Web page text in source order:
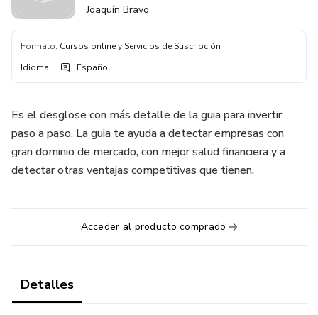
Joaquín Bravo
Formato: Cursos online y Servicios de Suscripción
Idioma: Español
Es el desglose con más detalle de la guia para invertir
paso a paso. La guia te ayuda a detectar empresas con
gran dominio de mercado, con mejor salud financiera y a
detectar otras ventajas competitivas que tienen.
Acceder al producto comprado
Detalles